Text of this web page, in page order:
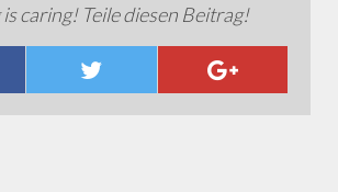
caring! Teile diesen Beitrag!